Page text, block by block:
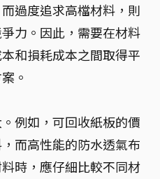
過度追求高檔材料，則
力。因此，需要在材料
和損耗成本之間取得平
。
例如，可回收紙板的價
而高性能的防水透氣布
時，應仔細比較不同材